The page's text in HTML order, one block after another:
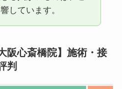
しています。
阪心斎橋院】施術・接
判